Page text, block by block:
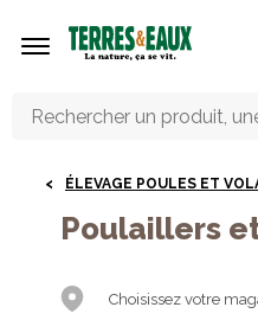
ÉLEVAGE POULES ET
Poulaillers
Choisissez votre